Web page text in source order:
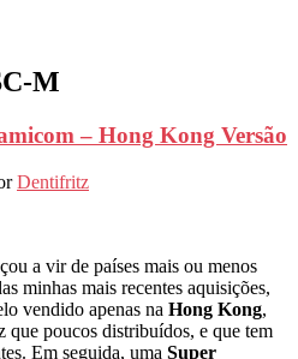
M
– Hong Kong Versão
Dentifritz
a vir de países mais ou menos
minhas mais recentes aquisições,
vendido apenas na Hong Kong,
poucos distribuídos, e que tem
. Em seguida, uma Super